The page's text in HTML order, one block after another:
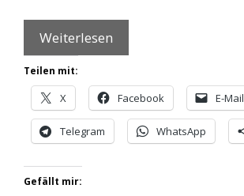
Weiterlesen
Teilen mit:
X Facebook E-Mail
Telegram WhatsApp
Gefällt mir: